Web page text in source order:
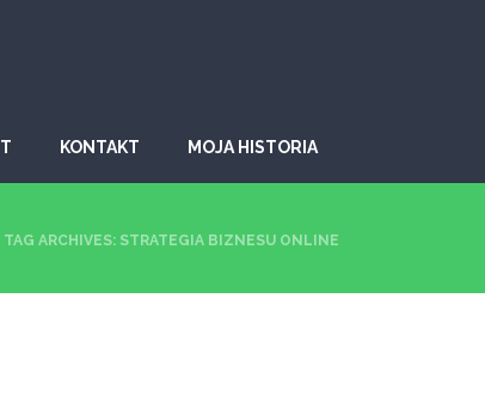
KONTAKT MOJA HISTORIA
TAG ARCHIVES: STRATEGIA BIZNESU ONLINE